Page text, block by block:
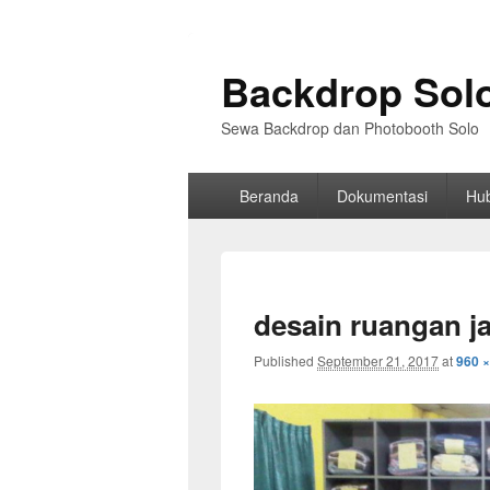
Backdrop
Sewa Backdrop dan Photobooth Solo
Beranda Dokumentasi
desain ruangan
Published September 21, 2017at960